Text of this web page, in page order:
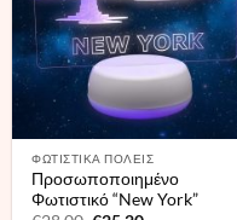
ΦΩΤΙΣΤΙΚΑ ΠΟΛΕΙΣ
Προσωποποιημένο
Φωτιστικό “New York”